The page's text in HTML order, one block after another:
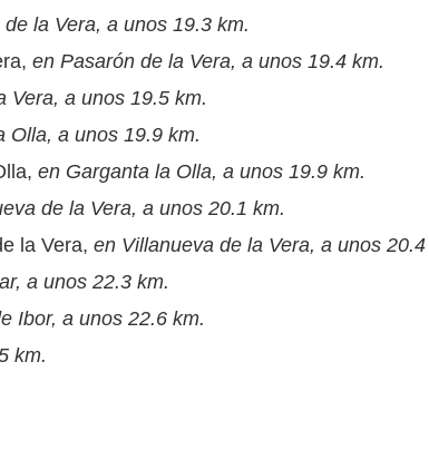
la Vera, a unos 19.3 km.
en Pasarón de la Vera, a unos 19.4 km.
Vera, a unos 19.5 km.
Olla, a unos 19.9 km.
en Garganta la Olla, a unos 19.9 km.
de la Vera, a unos 20.1 km.
la Vera, en Villanueva de la Vera, a unos
a unos 22.3 km.
Ibor, a unos 22.6 km.
km.